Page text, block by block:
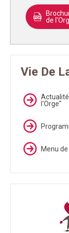
de
Vie De
l'Orge"
Menu